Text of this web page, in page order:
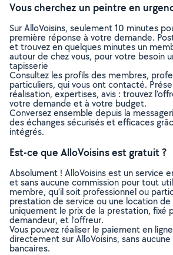
Vous cherchez un peintre en
Sur AlloVoisins, seulement 10 minutes
première réponse à votre demande.
et trouvez en quelques minutes un
autour de chez vous, pour votre besoin
tapisserie
Consultez les profils des membres,
particuliers, qui vous ont contacté.
réalisation, expertises, avis : trouvez
votre demande et à votre budget.
Conversez ensemble depuis la
des échanges sécurisés et efficaces
intégrés.
Est-ce que AlloVoisins est gratuit ?
Absolument ! AlloVoisins est un service
et sans aucune commission pour tout
membre, qu’il soit professionnel ou
prestation de service ou une location de
uniquement le prix de la prestation, fixé
demandeur, et l’offreur.
Vous pouvez réaliser le paiement en
directement sur AlloVoisins, sans
bancaires.